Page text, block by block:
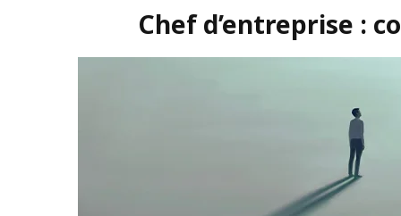
Chef d’entreprise :